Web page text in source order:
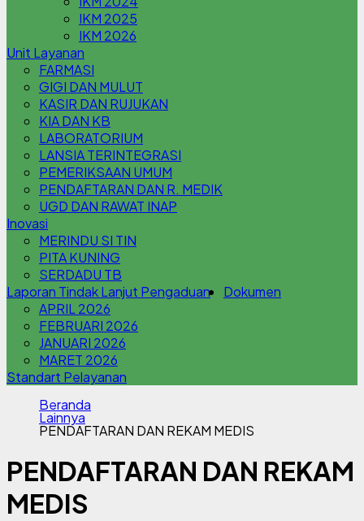
IKM 2025
IKM 2026
Unit Layanan
FARMASI
GIGI DAN MULUT
KASIR DAN RUJUKAN
KIA DAN KB
LABORATORIUM
LANSIA TERINTEGRASI
PEMERIKSAAN UMUM
PENDAFTARAN DAN R. MEDIK
UGD DAN RAWAT INAP
Inovasi
MERINDU SI TIN
PITA KUNING
SERDADU TB
Laporan Tindak Lanjut Pengaduan
APRIL 2026
FEBRUARI 2026
JANUARI 2026
MARET 2026
Dokumen
Standart Pelayanan
Beranda
Lainnya
PENDAFTARAN DAN REKAM MEDIS
PENDAFTARAN DAN REKAM
MEDIS